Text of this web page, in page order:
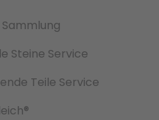
Steine Service
Teile Service